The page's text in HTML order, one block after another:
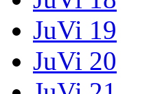
JuVi 19
JuVi 20